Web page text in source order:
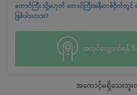
တောင်ကြီး သို့မဟုတ် တောင်ကြီးအနီးတစ်ဝှိက်တွင်
ဖြစ်ပါသလား?
အလုပ်လျှောက်ရန် ဒီန
အကောင့်မရှိသေးဘူး